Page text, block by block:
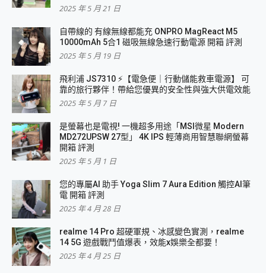
2025 年 5 月 21 日
自帶線的 有線無線都能充 ONPRO MagReact M5
10000mAh 5合1 磁吸無線急速行動電源 開箱 評測
2025 年 5 月 19 日
飛利浦 JS7310 ⚡【電急便｜行動儲能救車電源】 可
靠的旅行夥伴！帶給您優異的安全性與強大供電效能
2025 年 5 月 7 日
是螢幕也是電視! 一機超多用途「MSI微星 Modern
MD272UPSW 27型」 4K IPS 輕薄商用智慧聯網螢幕
開箱 評測
2025 年 5 月 1 日
您的專屬AI 助手 Yoga Slim 7 Aura Edition 觸控AI筆
電 開箱 評測
2025 年 4 月 28 日
realme 14 Pro 超硬軍規、冰感變色實測，realme
14 5G 遊戲戰鬥值爆表，效能x娛樂全都要！
2025 年 4 月 25 日